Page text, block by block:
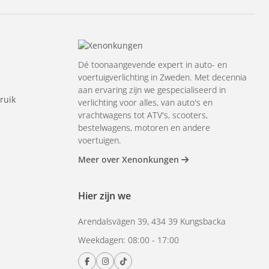
Dé toonaangevende expert in auto- en
voertuigverlichting in Zweden. Met decennia
aan ervaring zijn we gespecialiseerd in
verlichting voor alles, van auto's en
vrachtwagens tot ATV's, scooters,
bestelwagens, motoren en andere
voertuigen.
Meer over Xenonkungen
Hier zijn we
Arendalsvägen 39, 434 39 Kungsbacka
Weekdagen: 08:00 - 17:00